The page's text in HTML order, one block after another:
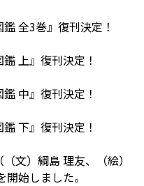
全3巻』復刊決定！
上』復刊決定！
中』復刊決定！
下』復刊決定！
文）綱島 理友、（絵）
始しました。